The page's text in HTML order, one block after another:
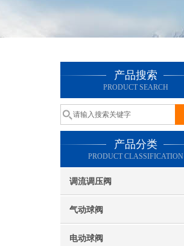
产品搜索
PRODUCT SEARCH
产品分类
PRODUCT CLASSIFICATION
调流调压阀
气动球阀
电动球阀